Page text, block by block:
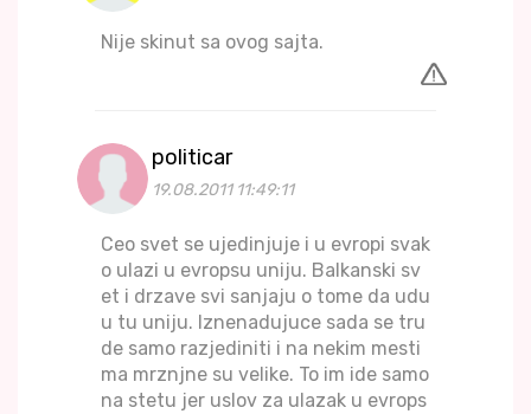
Nije skinut sa ovog sajta.
politicar
19.08.2011 11:49:11
Ceo svet se ujedinjuje i u evropi svak
o ulazi u evropsu uniju. Balkanski sv
et i drzave svi sanjaju o tome da udu
u tu uniju. Iznenadujuce sada se tru
de samo razjediniti i na nekim mesti
ma mrznjne su velike. To im ide samo
na stetu jer uslov za ulazak u evrops